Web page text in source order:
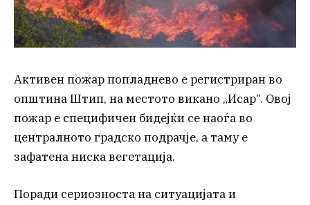
Активен пожар попладнево е регистриран во
општина Штип, на местото викано „Исар“. Овој
пожар е специфичен бидејќи се наоѓа во
централното градско подрачје, а таму е
зафатена ниска вегетација.
Поради сериозноста на ситуацијата и